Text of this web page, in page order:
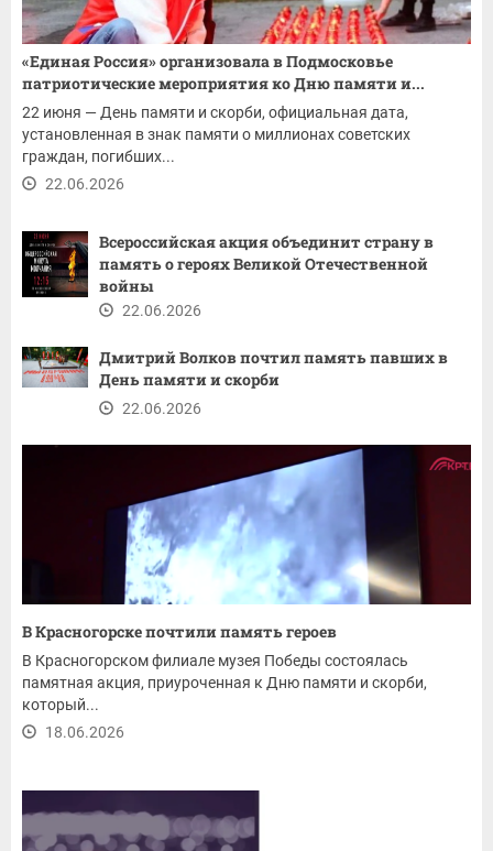
«Единая Россия» организовала в Подмосковье
патриотические мероприятия ко Дню памяти и...
22 июня — День памяти и скорби, официальная дата,
установленная в знак памяти о миллионах советских
граждан, погибших...
22.06.2026
Всероссийская акция объединит страну в
память о героях Великой Отечественной
войны
22.06.2026
Дмитрий Волков почтил память павших в
День памяти и скорби
22.06.2026
В Красногорске почтили память героев
В Красногорском филиале музея Победы состоялась
памятная акция, приуроченная к Дню памяти и скорби,
который...
18.06.2026